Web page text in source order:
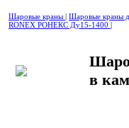
Шаровые краны | Шаровые краны
RONEX РОНЕКС Ду15-1400 |
в